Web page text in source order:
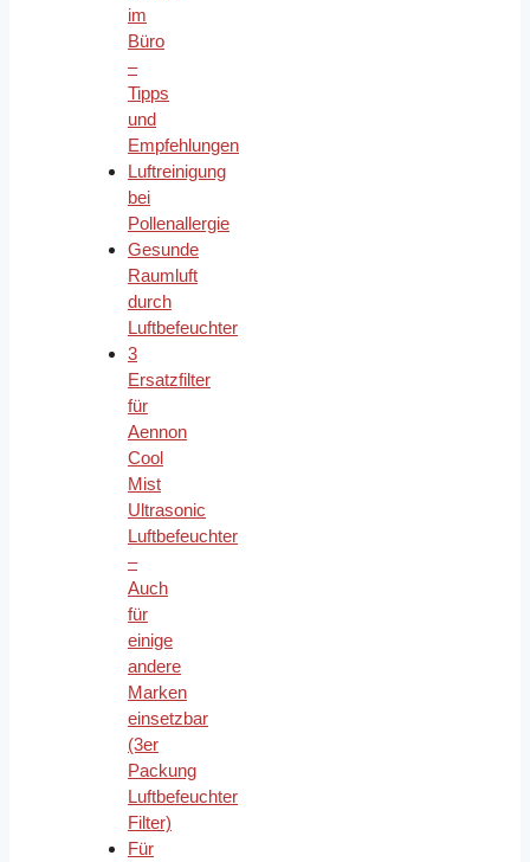
im
Büro
–
Tipps
und
Empfehlungen
Luftreinigung
bei
Pollenallergie
Gesunde
Raumluft
durch
Luftbefeuchter
3
Ersatzfilter
für
Aennon
Cool
Mist
Ultrasonic
Luftbefeuchter
–
Auch
für
einige
andere
Marken
einsetzbar
(3er
Packung
Luftbefeuchter
Filter)
Für